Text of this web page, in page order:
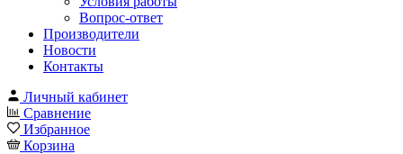
Вопрос-ответ
Производители
Новости
Контакты
Личный кабинет
Сравнение
Избранное
Корзина